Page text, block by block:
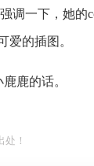
调一下，她
爱的插图。
鹿的话。
！